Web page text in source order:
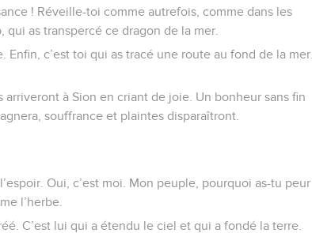
! Réveille-toi comme autrefois, comme dans les
qui as transpercé ce dragon de la mer.
Enfin, c’est toi qui as tracé une route au fond de la mer.
à Sion en criant de joie. Un bonheur sans fin
souffrance et plaintes disparaîtront.
Oui, c’est moi. Mon peuple, pourquoi as-tu peur
l’herbe.
C’est lui qui a étendu le ciel et qui a fondé la terre.